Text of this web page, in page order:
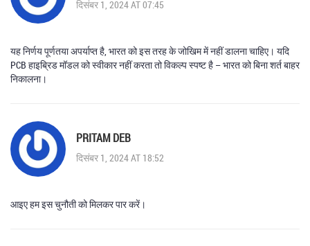
दिसंबर 1, 2024 AT 07:45
यह निर्णय पूर्णतया अपर्याप्त है, भारत को इस तरह के जोखिम में नहीं डालना चाहिए। यदि
PCB हाइब्रिड मॉडल को स्वीकार नहीं करता तो विकल्प स्पष्ट है – भारत को बिना शर्त बाहर
निकालना।
PRITAM DEB
दिसंबर 1, 2024 AT 18:52
आइए हम इस चुनौती को मिलकर पार करें।